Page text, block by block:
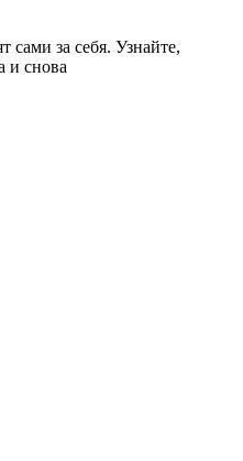
за себя. Узнайте,
и снова